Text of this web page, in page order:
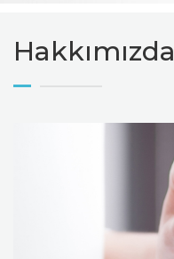
Hakkımızda